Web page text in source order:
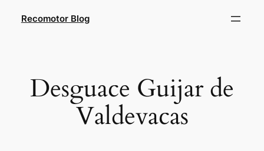
Recomotor Blog
Desguace Guijar de
Valdevacas